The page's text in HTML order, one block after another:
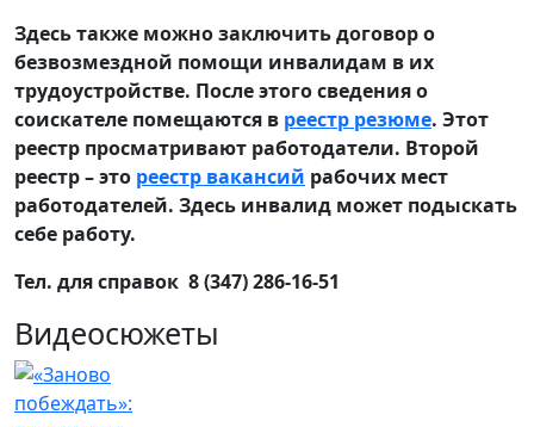
Здесь также можно заключить договор о
безвозмездной помощи инвалидам в их
трудоустройстве. После этого сведения о
соискателе помещаются в реестр резюме. Этот
реестр просматривают работодатели. Второй
реестр – это реестр вакансий рабочих мест
работодателей. Здесь инвалид может подыскать
себе работу.
Тел. для справок 8 (347) 286-16-51
Видеосюжеты